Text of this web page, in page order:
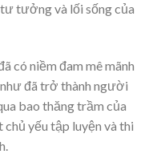
tưởng và lối sống của
có niềm đam mê mãnh
đã trở thành người
bao thăng trầm của
yếu tập luyện và thi